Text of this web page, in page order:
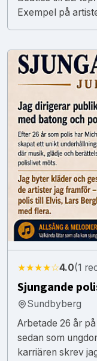
Exempel på
★★★★☆4.0(1
Sjungande
Sundbyberg
Arbetade 26 år
sedan som
karriären skrev